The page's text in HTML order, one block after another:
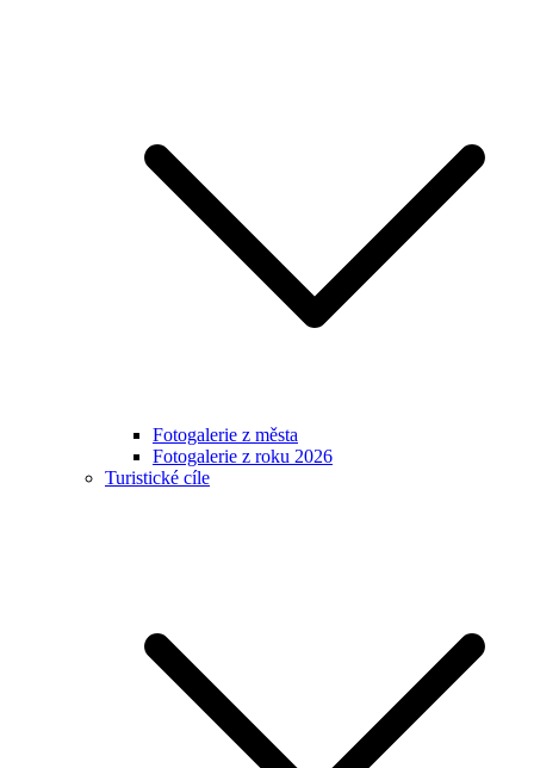
Fotogalerie z města
Fotogalerie z roku 2026
Turistické cíle